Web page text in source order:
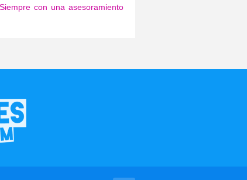
Siempre con una asesoramiento